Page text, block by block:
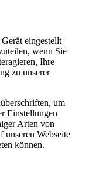
eingestellt
wenn Sie
Ihre
zu unserer
um
Einstellungen
Arten von
Webseite
können.